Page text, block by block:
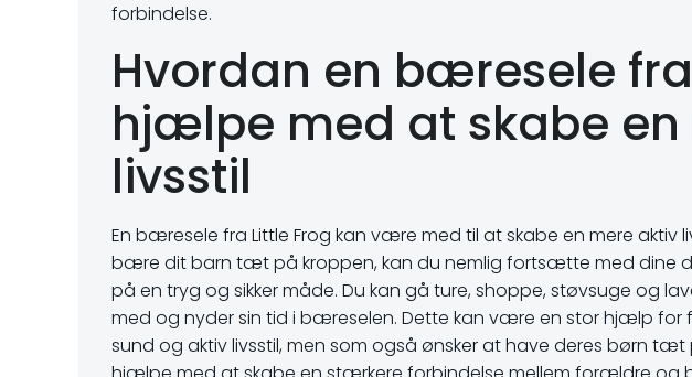
forbindelse.
Hvordan en bæresele
hjælpe med at skabe
livsstil
En bæresele fra Little Frog kan være med til at skabe en mere
bære dit barn tæt på kroppen, kan du nemlig fortsætte med dine
på en tryg og sikker måde. Du kan gå ture, shoppe, støvsuge og
med og nyder sin tid i bæreselen. Dette kan være en stor hjælp
sund og aktiv livsstil, men som også ønsker at have deres børn